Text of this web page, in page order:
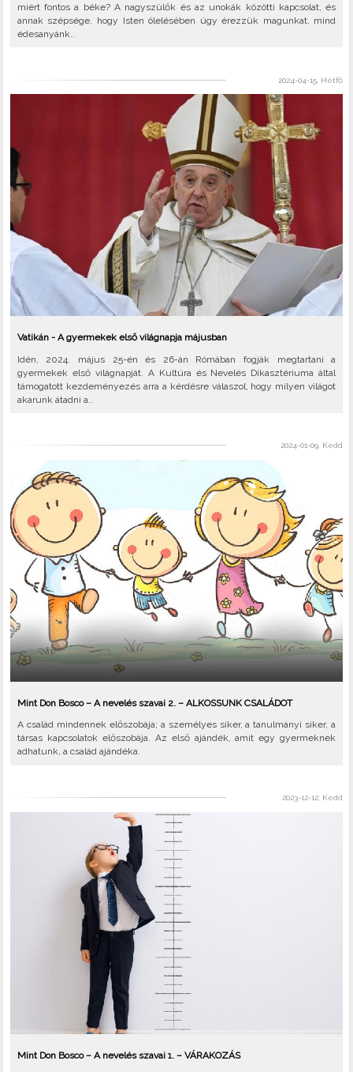
miért fontos a béke? A nagyszülők és az unokák közötti kapcsolat, és
annak szépsége, hogy Isten ölelésében úgy érezzük magunkat, mind
édesanyánk..
2024-04-15, Hétfő
Vatikán - A gyermekek első világnapja májusban
Idén, 2024. május 25-én és 26-án Rómában fogják megtartani a
gyermekek első világnapját. A Kultúra és Nevelés Dikasztériuma által
támogatott kezdeményezés arra a kérdésre válaszol, hogy milyen világot
akarunk átadni a..
2024-01-09, Kedd
Mint Don Bosco – A nevelés szavai 2. – ALKOSSUNK CSALÁDOT
A család mindennek előszobája; a személyes siker, a tanulmányi siker, a
társas kapcsolatok előszobája. Az első ajándék, amit egy gyermeknek
adhatunk, a család ajándéka.
2023-12-12, Kedd
Mint Don Bosco – A nevelés szavai 1. – VÁRAKOZÁS